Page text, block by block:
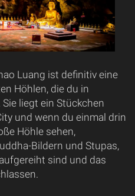
Luang ist definitiv eine
Höhlen, die du in
liegt ein Stückchen
und wenn du einmal drin
Höhle sehen,
Bildern und Stupas,
sind und das